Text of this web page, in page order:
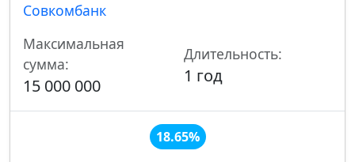
Совкомбанк
Максимальная
сумма:
15 000 000
Длительность:
1 год
18.65%